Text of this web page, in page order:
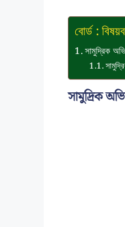
বোর্ড :
সামুদ্রিক
সামুদ্রিক